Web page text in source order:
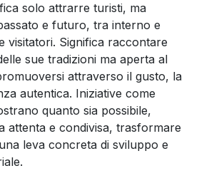
solo attrarre turisti, ma
e futuro, tra interno e
visitatori. Significa raccontare
sue tradizioni ma aperta al
attraverso il gusto, la
autentica. Iniziative come
quanto sia possibile,
attenta e condivisa, trasformare
leva concreta di sviluppo e